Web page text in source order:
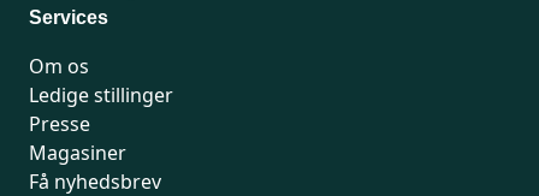
Services
Om os
Ledige stillinger
Presse
Magasiner
Få nyhedsbrev